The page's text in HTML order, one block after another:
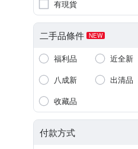
有現貨
二手品條件 NEW
福利品
近全新
八成新
出清品
收藏品
付款方式